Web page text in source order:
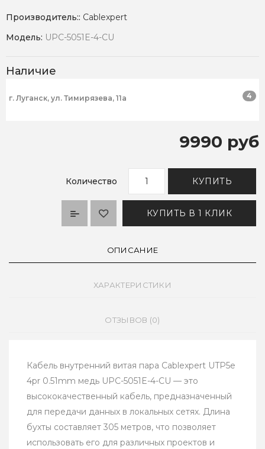
Производитель:: Cablexpert
Модель: UPC-5051E-4-CU
Наличие
г. Луганск, ул. Тимирязева, 11а 4
9990 руб
Количество КУПИТЬ
КУПИТЬ В 1 КЛИК
ОПИСАНИЕ
ХАРАКТЕРИСТИКИ
ОТЗЫВОВ (0)
Кабель внутренний витая пара Cablexpert UTP5e
4pr 0.51mm медь UPC-5051E-4-CU — это
высококачественный кабель, предназначенный
для передачи данных в локальных сетях. Длина
бухты составляет 305 метров, что позволяет
использовать его для различных проектов и